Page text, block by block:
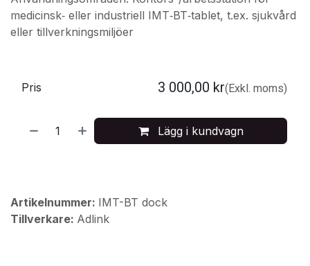
medicinsk‑ eller industriell IMT‑BT‑tablet, t.ex. sjukvård
eller tillverkningsmiljöer
Lägg i kundvagn
Pris 3 000,00 kr(Exkl. moms)
Artikelnummer: IMT-BT dock
Tillverkare: Adlink